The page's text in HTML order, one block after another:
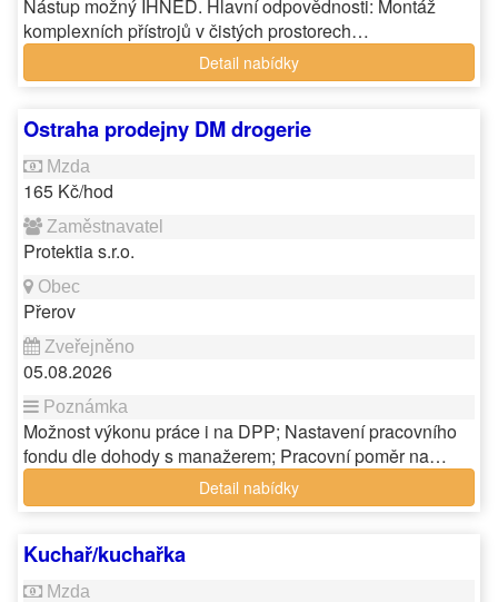
Nástup možný IHNED. Hlavní odpovědnosti: Montáž
komplexních přístrojů v čistých prostorech…
Detail nabídky
Ostraha prodejny DM drogerie
165 Kč/hod
Protektia s.r.o.
Přerov
05.08.2026
Možnost výkonu práce i na DPP; Nastavení pracovního
fondu dle dohody s manažerem; Pracovní poměr na…
Detail nabídky
Kuchař/kuchařka